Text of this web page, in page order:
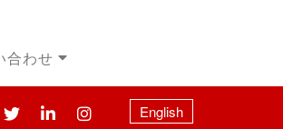
合わせ
English